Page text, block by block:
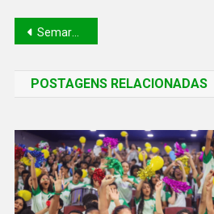
Semarh investiga proliferação de vegetação no Açude Caldeirão em Piripiri
POSTAGENS RELACIONADAS